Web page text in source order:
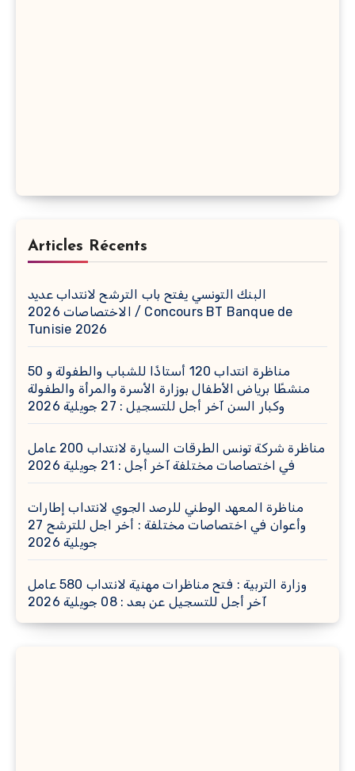
Articles Récents
البنك التونسي يفتح باب الترشح لانتداب عديد
الاختصاصات 2026 / Concours BT Banque de
Tunisie 2026
مناظرة انتداب 120 أستاذًا للشباب والطفولة و 50
منشطًا برياض الأطفال بوزارة الأسرة والمرأة والطفولة
وكبار السن آخر أجل للتسجيل : 27 جويلية 2026
مناظرة شركة تونس الطرقات السيارة لانتداب 200 عامل
في اختصاصات مختلفة آخر أجل : 21 جويلية 2026
مناظرة المعهد الوطني للرصد الجوي لانتداب إطارات
وأعوان في اختصاصات مختلفة : أخر اجل للترشح 27
جويلية 2026
وزارة التربية : فتح مناظرات مهنية لانتداب 580 عامل
آخر أجل للتسجيل عن بعد : 08 جويلية 2026